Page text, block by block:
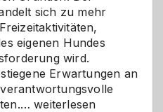
sich zu mehr
eigenen Hundes
wird.
Erwartungen an
Betreuung
weiterlesen